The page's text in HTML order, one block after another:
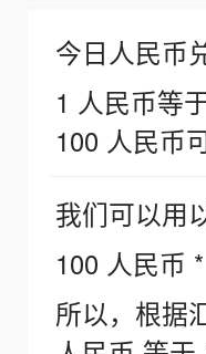
今日人民币
1 人民币等
100 人民币
我们可以用
100 人民币
所以，根据